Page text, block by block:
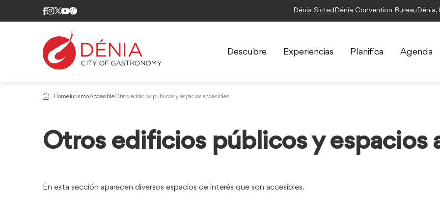
Dénia Sicted Dénia Convention Bureau Dénia,
Descubre Experiencias Planifica Agenda
HomeTurismo AccesibleOtros edificios públicos y espacios accesibles
Otros edificios públicos y espacios
Información
sobre
En esta sección aparecen diversos espacios de interés que son accesibles.